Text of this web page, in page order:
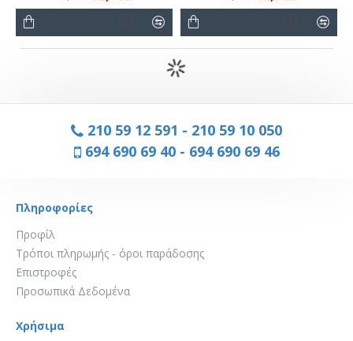
210 59 12 591 - 210 59 10 050
694 690 69 40 - 694 690 69 46
Πληροφορίες
Προφίλ
Τρόποι πληρωμής - όροι παράδοσης
Επιστροφές
Προσωπικά Δεδομένα
Χρήσιμα